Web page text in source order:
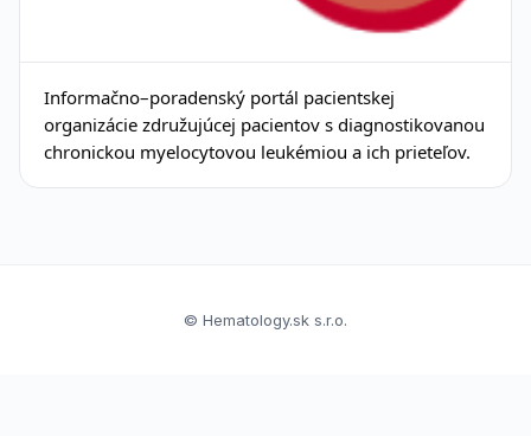
Informačno–poradenský portál pacientskej
organizácie združujúcej pacientov s diagnostikovanou
chronickou myelocytovou leukémiou a ich prieteľov.
© Hematology.sk s.r.o.